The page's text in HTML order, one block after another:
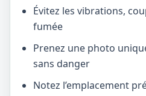
Évitez les vibrations,
fumée
Prenez une photo
sans danger
Notez l’emplacement